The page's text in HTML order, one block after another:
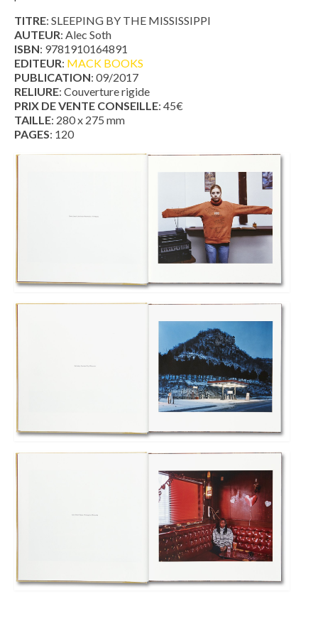
TITRE: SLEEPING BY THE MISSISSIPPI
AUTEUR: Alec Soth
ISBN: 9781910164891
EDITEUR: MACK BOOKS
PUBLICATION: 09/2017
RELIURE: Couverture rigide
PRIX DE VENTE CONSEILLE: 45€
TAILLE: 280 x 275 mm
PAGES: 120